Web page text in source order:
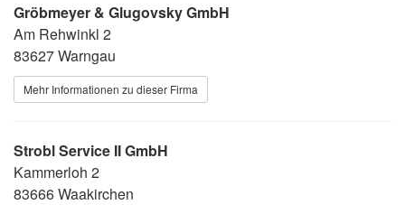
Gröbmeyer & Glugovsky GmbH
Am Rehwinkl 2
83627 Warngau
Mehr Informationen zu dieser Firma
Strobl Service II GmbH
Kammerloh 2
83666 Waakirchen